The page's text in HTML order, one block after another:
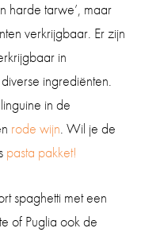
harde tarwe’, maar
verkrijgbaar. Er zijn
in
ingrediënten.
in de
rode wijn. Wil je de
pasta pakket!
spaghetti met een
of Puglia ook de